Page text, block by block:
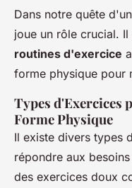
Dans notre quête
joue un rôle crucial.
routines d'exercice
forme physique pour
Types d'Exercices
Forme Physique
Il existe divers types
répondre aux
des exercices doux